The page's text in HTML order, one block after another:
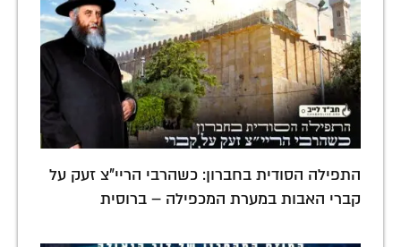
התפילה הסודית בחברון: כשהרבי הריי"צ זעק על
קברי האבות במערת המכפילה – ברוסית